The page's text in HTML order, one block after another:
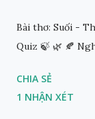
Bài thơ: Suối -
Quiz 🍃 🌿 🍂
CHIA SẺ
1 NHẬN XÉT